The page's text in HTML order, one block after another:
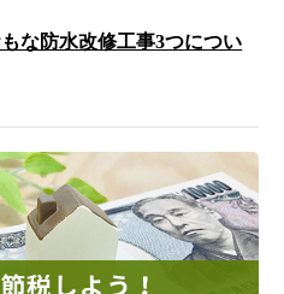
な防水改修工事3つについ